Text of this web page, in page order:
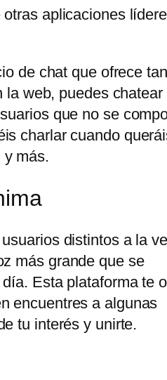
aplicaciones
de chat que ofrece
la web, puedes chatear
que no se
charlar cuando
y más.
distintos a la
más grande que se
Esta plataforma te
encuentres a algunas
tu interés y unirte.